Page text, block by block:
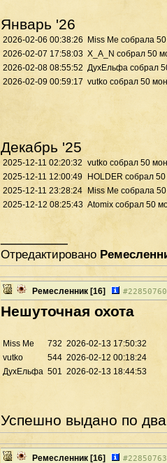
Январь '26
2026-02-06 00:38:26
Miss Me собралa
2026-02-07 17:58:03 X_A_N собрал 50
2026-02-08 08:55:52 ДухЕльфа собрал
2026-02-09 00:59:17 vutko собрал 50
Декабрь '25
2025-12-11 02:20:32 vutko собрал 50
2025-12-11 12:00:49
HOLDER собрал
2025-12-11 23:28:24
Miss Me собралa
2025-12-12 08:25:43 Atomix собрал 50
________
Отредактировано
Ремесленник [16] #
Нешуточная охота
Miss Me 732 2026-02-13 17:50:32
vutko
544 2026-02-12 00:18:24
ДухЕльфа 501 2026-02-13 18:44:53
Успешно выдано по
Ремесленник [16] #